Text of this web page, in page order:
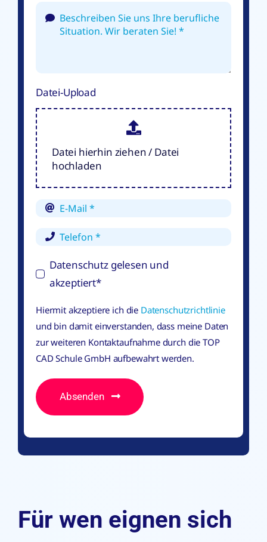
Datei-Upload
Datei hierhin ziehen / Datei
hochladen
Datenschutz gelesen und
akzeptiert*
Hiermit akzeptiere ich die Datenschutzrichtlinie
und bin damit einverstanden, dass meine Daten
zur weiteren Kontaktaufnahme durch die TOP
CAD Schule GmbH aufbewahrt werden.
Absenden
Für wen eignen sich